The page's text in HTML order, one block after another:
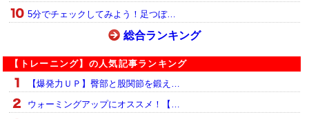
5分でチェックしてみよう！足つぼ…
総合ランキング
【トレーニング】の人気記事ランキング
【爆発力ＵＰ】臀部と股関節を鍛え…
ウォーミングアップにオススメ！【…